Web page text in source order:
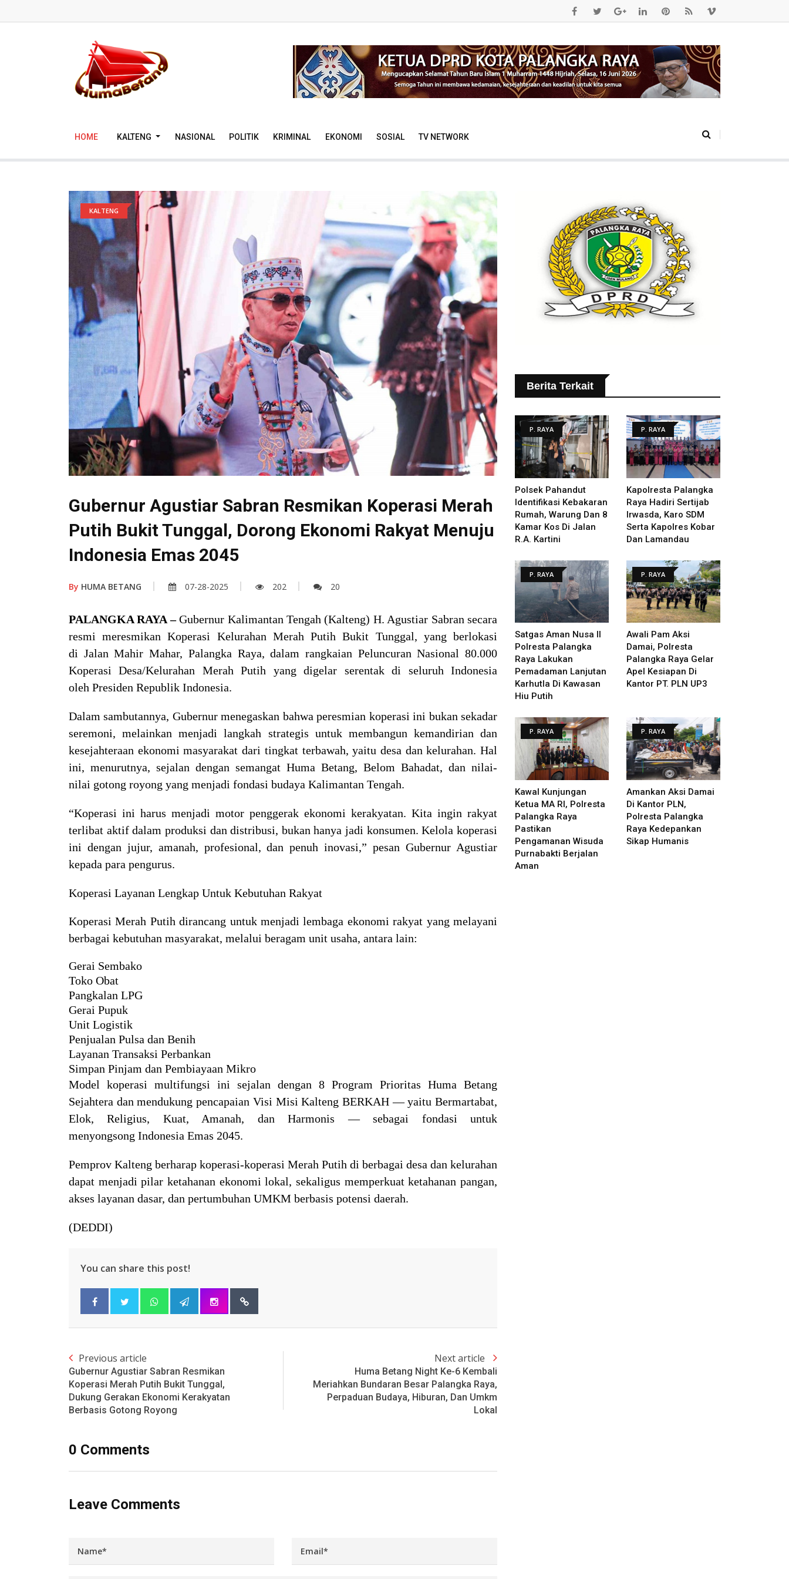
HOME KALTENG NASIONAL POLITIK KRIMINAL EKONOMI SOSIAL TV NETWORK
KALTENG
Gubernur Agustiar Sabran Resmikan Koperasi Merah
Putih Bukit Tunggal, Dorong Ekonomi Rakyat Menuju
Indonesia Emas 2045
By HUMA BETANG 07-28-2025 202 20
PALANGKA RAYA – Gubernur Kalimantan Tengah (Kalteng) H. Agustiar Sabran secara
resmi meresmikan Koperasi Kelurahan Merah Putih Bukit Tunggal, yang berlokasi
di Jalan Mahir Mahar, Palangka Raya, dalam rangkaian Peluncuran Nasional 80.000
Koperasi Desa/Kelurahan Merah Putih yang digelar serentak di seluruh Indonesia
oleh Presiden Republik Indonesia.
Dalam sambutannya, Gubernur menegaskan bahwa peresmian koperasi ini bukan sekadar
seremoni, melainkan menjadi langkah strategis untuk membangun kemandirian dan
kesejahteraan ekonomi masyarakat dari tingkat terbawah, yaitu desa dan kelurahan. Hal
ini, menurutnya, sejalan dengan semangat Huma Betang, Belom Bahadat, dan nilai-
nilai gotong royong yang menjadi fondasi budaya Kalimantan Tengah.
“Koperasi ini harus menjadi motor penggerak ekonomi kerakyatan. Kita ingin rakyat
terlibat aktif dalam produksi dan distribusi, bukan hanya jadi konsumen. Kelola koperasi
ini dengan jujur, amanah, profesional, dan penuh inovasi,” pesan Gubernur Agustiar
kepada para pengurus.
Koperasi Layanan Lengkap Untuk Kebutuhan Rakyat
Koperasi Merah Putih dirancang untuk menjadi lembaga ekonomi rakyat yang melayani
berbagai kebutuhan masyarakat, melalui beragam unit usaha, antara lain:
Gerai Sembako
Toko Obat
Pangkalan LPG
Gerai Pupuk
Unit Logistik
Penjualan Pulsa dan Benih
Layanan Transaksi Perbankan
Simpan Pinjam dan Pembiayaan Mikro
Model koperasi multifungsi ini sejalan dengan 8 Program Prioritas Huma Betang
Sejahtera dan mendukung pencapaian Visi Misi Kalteng BERKAH — yaitu Bermartabat,
Elok, Religius, Kuat, Amanah, dan Harmonis — sebagai fondasi untuk
menyongsong Indonesia Emas 2045.
Pemprov Kalteng berharap koperasi-koperasi Merah Putih di berbagai desa dan kelurahan
dapat menjadi pilar ketahanan ekonomi lokal, sekaligus memperkuat ketahanan pangan,
akses layanan dasar, dan pertumbuhan UMKM berbasis potensi daerah.
(DEDDI)
You can share this post!
Previous article
Gubernur Agustiar Sabran Resmikan
Koperasi Merah Putih Bukit Tunggal,
Dukung Gerakan Ekonomi Kerakyatan
Berbasis Gotong Royong
Next article
Huma Betang Night Ke-6 Kembali
Meriahkan Bundaran Besar Palangka Raya,
Perpaduan Budaya, Hiburan, Dan Umkm
Lokal
0 Comments
Leave Comments
Berita Terkait
P. RAYA
Polsek Pahandut
Identifikasi Kebakaran
Rumah, Warung Dan 8
Kamar Kos Di Jalan
R.A. Kartini
P. RAYA
Kapolresta Palangka
Raya Hadiri Sertijab
Irwasda, Karo SDM
Serta Kapolres Kobar
Dan Lamandau
P. RAYA
Satgas Aman Nusa II
Polresta Palangka
Raya Lakukan
Pemadaman Lanjutan
Karhutla Di Kawasan
Hiu Putih
P. RAYA
Awali Pam Aksi
Damai, Polresta
Palangka Raya Gelar
Apel Kesiapan Di
Kantor PT. PLN UP3
P. RAYA
Kawal Kunjungan
Ketua MA RI, Polresta
Palangka Raya
Pastikan
Pengamanan Wisuda
Purnabakti Berjalan
Aman
P. RAYA
Amankan Aksi Damai
Di Kantor PLN,
Polresta Palangka
Raya Kedepankan
Sikap Humanis